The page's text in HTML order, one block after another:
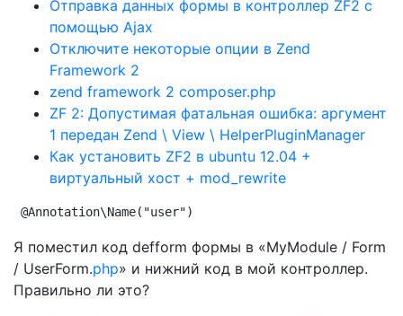
Отправка данных формы в контроллер ZF2 с
помощью Ajax
Отключите некоторые опции в Zend
Framework 2
zend framework 2 composer.php
ZF 2: Допустимая фатальная ошибка: аргумент
1 передан Zend \ View \ HelperPluginManager
Как установить ZF2 в ubuntu 12.04 +
виртуальный хост + mod_rewrite
@Annotation\Name("user")
Я поместил код defform формы в «MyModule / Form
/ UserForm.php» и нижний код в мой контроллер.
Правильно ли это?